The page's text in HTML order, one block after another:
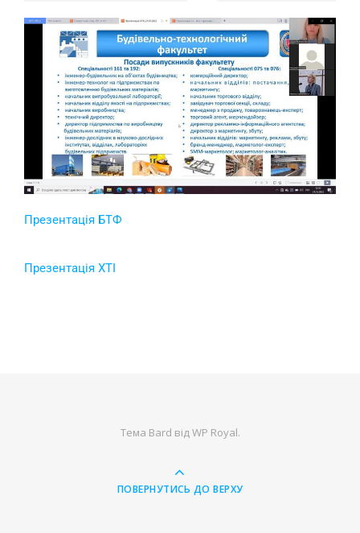
Презентація БТФ
Презентація ХТІ
Тема Bard від WP Royal.
ПОВЕРНУТИСЬ ДО ВЕРХУ